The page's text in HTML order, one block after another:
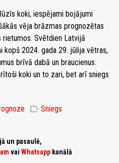
koki, iespējami bojājumi
vēja brāzmas prognozētas
rietumos. Svētdien Latvijā
2024. gada 29. jūlija vētras,
brīvā dabā un braucienus.
koki un to zari, bet arī sniegs
label Sniegs
un pasaulē,
vai Whatsapp kanālā